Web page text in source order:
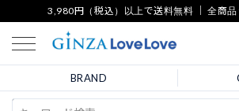
3,980円（税込）以上で送料無料 ｜ 全商
BRAND